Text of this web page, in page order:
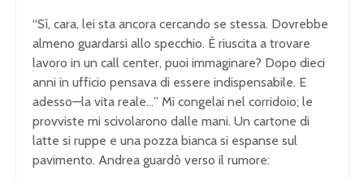
“Sì, cara, lei sta ancora cercando se stessa. Dovrebbe
almeno guardarsi allo specchio. È riuscita a trovare
lavoro in un call center, puoi immaginare? Dopo dieci
anni in ufficio pensava di essere indispensabile. E
adesso—la vita reale…” Mi congelai nel corridoio; le
provviste mi scivolarono dalle mani. Un cartone di
latte si ruppe e una pozza bianca si espanse sul
pavimento. Andrea guardò verso il rumore: